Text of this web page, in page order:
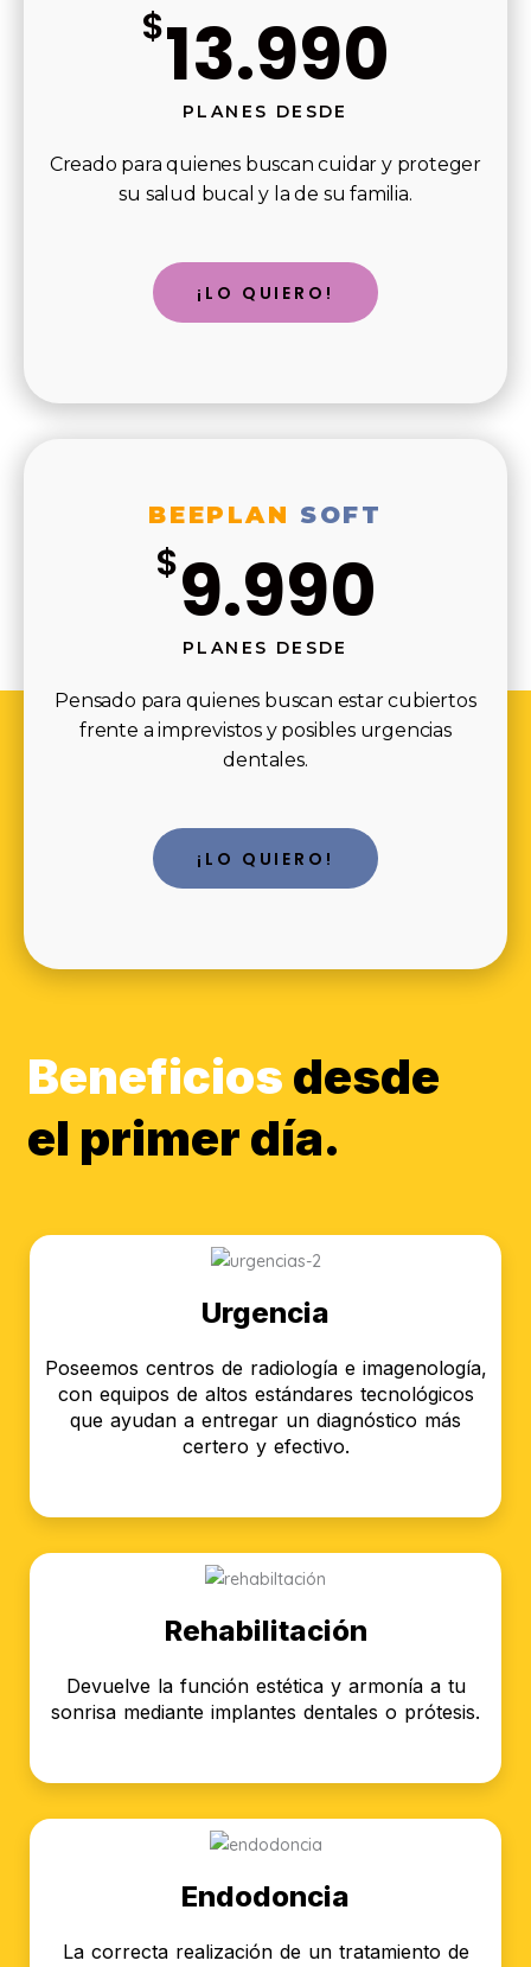
$13.990
PLANES DESDE
Creado para quienes buscan cuidar y proteger
su salud bucal y la de su familia.
¡LO QUIERO!
BEEPLAN SOFT
$9.990
PLANES DESDE
Pensado para quienes buscan estar cubiertos
frente a imprevistos y posibles urgencias
dentales.
¡LO QUIERO!
Beneficios desde
el primer día.
Urgencia
Poseemos centros de radiología e imagenología,
con equipos de altos estándares tecnológicos
que ayudan a entregar un diagnóstico más
certero y efectivo.
Rehabilitación
Devuelve la función estética y armonía a tu
sonrisa mediante implantes dentales o prótesis.
Endodoncia
La correcta realización de un tratamiento de